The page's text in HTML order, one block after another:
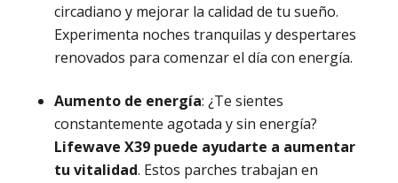
circadiano y mejorar la calidad de tu sueño.
Experimenta noches tranquilas y despertares
renovados para comenzar el día con energía.
Aumento de energía: ¿Te sientes
constantemente agotada y sin energía?
Lifewave X39 puede ayudarte a aumentar
tu vitalidad. Estos parches trabajan en